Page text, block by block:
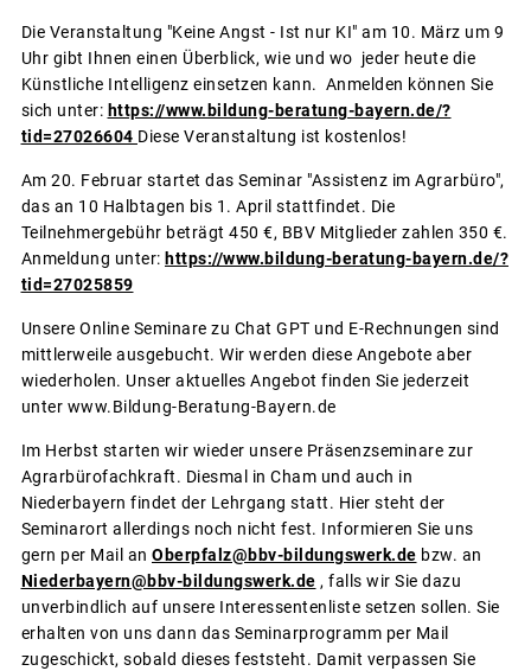
Die Veranstaltung "Keine Angst - Ist nur KI" am 10. März um 9
Uhr gibt Ihnen einen Überblick, wie und wo jeder heute die
Künstliche Intelligenz einsetzen kann. Anmelden können Sie
sich unter: https://www.bildung-beratung-bayern.de/?
tid=27026604 Diese Veranstaltung ist kostenlos!
Am 20. Februar startet das Seminar "Assistenz im Agrarbüro",
das an 10 Halbtagen bis 1. April stattfindet. Die
Teilnehmergebühr beträgt 450 €, BBV Mitglieder zahlen 350 €.
Anmeldung unter: https://www.bildung-beratung-bayern.de/?
tid=27025859
Unsere Online Seminare zu Chat GPT und E-Rechnungen sind
mittlerweile ausgebucht. Wir werden diese Angebote aber
wiederholen. Unser aktuelles Angebot finden Sie jederzeit
unter www.Bildung-Beratung-Bayern.de
Im Herbst starten wir wieder unsere Präsenzseminare zur
Agrarbürofachkraft. Diesmal in Cham und auch in
Niederbayern findet der Lehrgang statt. Hier steht der
Seminarort allerdings noch nicht fest. Informieren Sie uns
gern per Mail an Oberpfalz@bbv-bildungswerk.de bzw. an
Niederbayern@bbv-bildungswerk.de , falls wir Sie dazu
unverbindlich auf unsere Interessentenliste setzen sollen. Sie
erhalten von uns dann das Seminarprogramm per Mail
zugeschickt, sobald dieses feststeht. Damit verpassen Sie